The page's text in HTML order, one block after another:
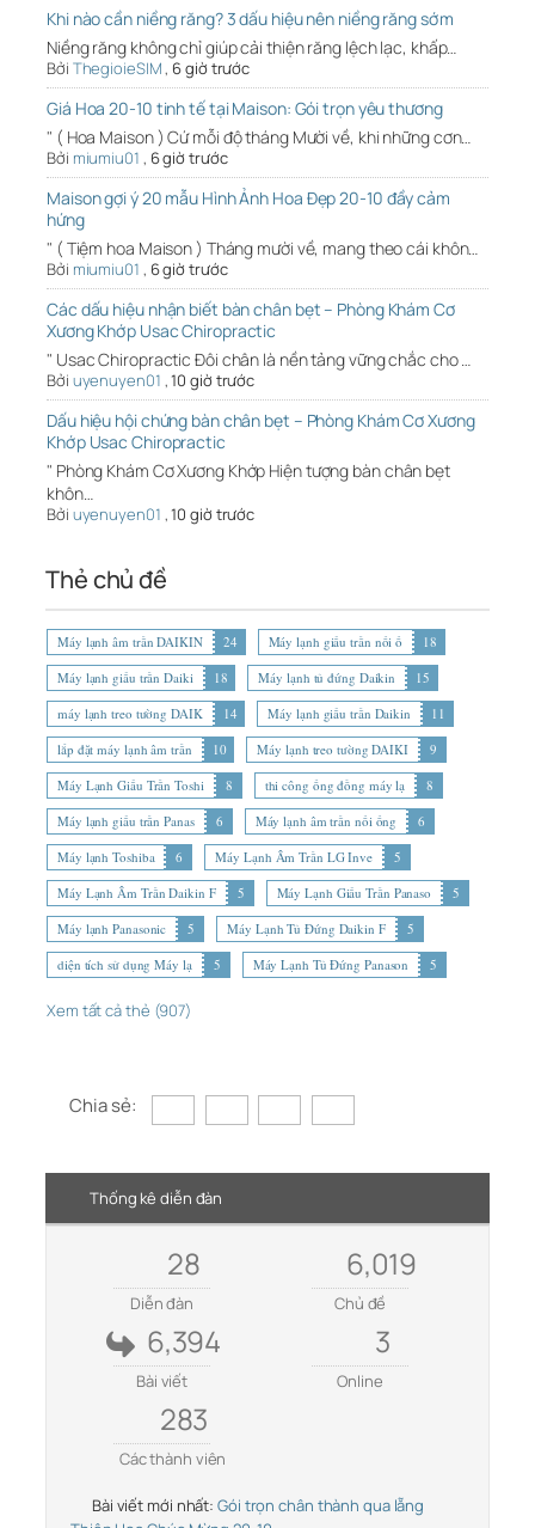
Khi nào cần niềng răng? 3 dấu hiệu nên niềng răng sớm
Niềng răng không chỉ giúp cải thiện răng lệch lạc, khấp…
Bởi ThegioieSIM, 6 giờ trước
Giá Hoa 20-10 tinh tế tại Maison: Gói trọn yêu thương
" ( Hoa Maison ) Cứ mỗi độ tháng Mười về, khi những cơn…
Bởi miumiu01 , 6 giờ trước
Maison gợi ý 20 mẫu Hình Ảnh Hoa Đẹp 20-10 đầy cảm
hứng
" ( Tiệm hoa Maison ) Tháng mười về, mang theo cái khôn…
Bởi miumiu01 , 6 giờ trước
Các dấu hiệu nhận biết bàn chân bẹt – Phòng Khám Cơ
Xương Khớp Usac Chiropractic
" Usac Chiropractic Đôi chân là nền tảng vững chắc cho …
Bởi uyenuyen01 ,10 giờ trước
Dấu hiệu hội chứng bàn chân bẹt – Phòng Khám Cơ Xương
Khớp Usac Chiropractic
" Phòng Khám Cơ Xương Khớp Hiện tượng bàn chân bẹt
khôn…
Bởi uyenuyen01 ,10 giờ trước
Thẻ chủ đề
Máy lạnh âm trần DAIKIN 24 Máy lạnh giấu trần nối ố
18
Máy lạnh giấu trần Daiki
18 Máy lạnh tủ đứng Daikin
15
máy lạnh treo tường DAIK
14 Máy lạnh giấu trần Daikin
11
lắp đặt máy lạnh âm trần
10 Máy lạnh treo tường DAIKI
9
Máy Lạnh Giấu Trần Toshi
8 thi công ống đồng máy lạ
8
Máy lạnh giấu trần Panas
6 Máy lạnh âm trần nối ống
6
Máy lạnh Toshiba
6 Máy Lạnh Âm Trần LG Inve
5
Máy Lạnh Âm Trần Daikin F
5 Máy Lạnh Giấu Trần Panaso
5
Máy lạnh Panasonic
5 Máy Lạnh Tủ Đứng Daikin F
5
diện tích sử dụng Máy lạ
5 Máy Lạnh Tủ Đứng Panason 5
Xem tất cả thẻ (907)
Chia sẻ:
Thống kê diễn đàn
28
Diễn đàn
6,019
Chủ đề
6,394
Bài viết
3
Online
283
Các thành viên
Bài viết mới nhất: Gói trọn chân thành qua lẵng